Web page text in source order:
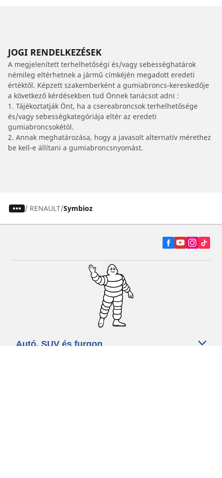
JOGI RENDELKEZÉSEK
A megjelenített terhelhetőségi és/vagy sebességhatárok
némileg eltérhetnek a jármű címkéjén megadott eredeti
értéktől. Képzett szakemberként a gumiabroncs-kereskedője
a következő kérdésekben tud Önnek tanácsot adni :
1. Tájékoztatják Önt, ha a csereabroncsok terhelhetősége
és/vagy sebességkategóriája eltér az eredeti
gumiabroncsokétól.
2. Annak meghatározása, hogy a javasolt alternatív mérethez
be kell-e állítani a gumiabroncsnyomást.
/ RENAULT Symbioz
Autó, SUV és furgon